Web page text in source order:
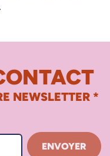
NEWSLETTER *